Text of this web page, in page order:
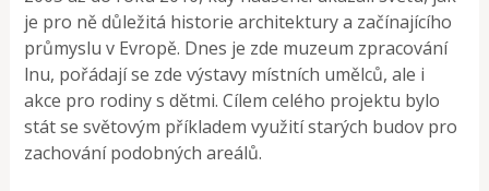
je pro ně důležitá historie architektury a začínajícího
průmyslu v Evropě. Dnes je zde muzeum zpracování
lnu, pořádají se zde výstavy místních umělců, ale i
akce pro rodiny s dětmi. Cílem celého projektu bylo
stát se světovým příkladem využití starých budov pro
zachování podobných areálů.